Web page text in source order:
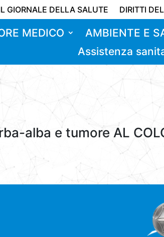
GIORNALE DELLA SALUTE DIRITTI
MEDICO AMBIENTE E
Assistenza
alba e tumore AL